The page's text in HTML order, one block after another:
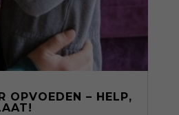
OPVOEDEN – HELP,